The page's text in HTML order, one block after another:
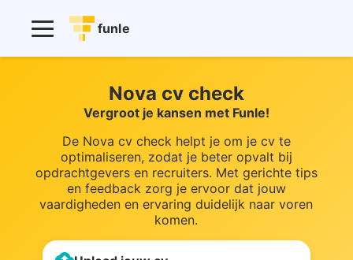
funle
Nova cv check
Vergroot je kansen met Funle!
De Nova cv check helpt je om je cv te
optimaliseren, zodat je beter opvalt bij
opdrachtgevers en recruiters. Met gerichte tips
en feedback zorg je ervoor dat jouw
vaardigheden en ervaring duidelijk naar voren
komen.